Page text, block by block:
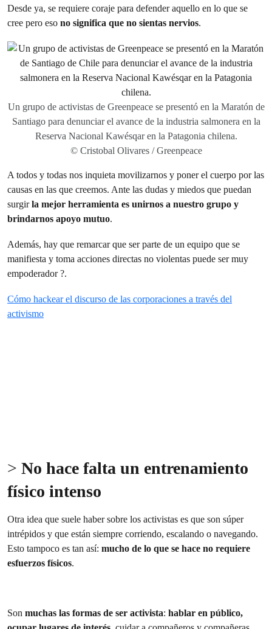
Desde ya, se requiere coraje para defender aquello en lo que se
cree pero eso no significa que no sientas nervios.
Un grupo de activistas de Greenpeace se presentó en la Maratón de
Santiago para denunciar el avance de la industria salmonera en la
Reserva Nacional Kawésqar en la Patagonia chilena.
© Cristobal Olivares / Greenpeace
A todos y todas nos inquieta movilizarnos y poner el cuerpo por las
causas en las que creemos. Ante las dudas y miedos que puedan
surgirla mejor herramienta es unirnos a nuestro grupo y
brindarnos apoyo mutuo.
Además, hay que remarcar que ser parte de un equipo que se
manifiesta y toma acciones directas no violentas puede ser muy
empoderador ?.
Cómo hackear el discurso de las corporaciones a través del
activismo
> No hace falta un entrenamiento
físico intenso
Otra idea que suele haber sobre los activistas es que son súper
intrépidos y que están siempre corriendo, escalando o navegando.
Esto tampoco es tan así: mucho de lo que se hace no requiere
esfuerzos físicos.
Son muchas las formas de ser activista: hablar en público,